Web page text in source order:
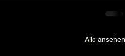
Alle ansehen